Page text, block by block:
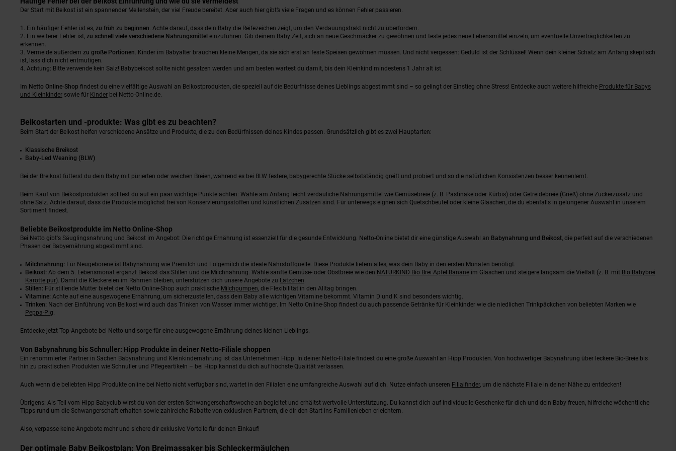
Der Start mit Beikost ist ein spannender Meilenstein, der viel Freude bereitet. Aber auch hier gibt’s viele Fragen und es können Fehler passieren.
Ein häufiger Fehler ist es, zu früh zu beginnen. Achte darauf, dass dein Baby die Reifezeichen zeigt, um den Verdauungstrakt nicht zu überfordern.
Ein weiterer Fehler ist, zu schnell viele verschiedene Nahrungsmittel einzuführen. Gib deinem Baby Zeit, sich an neue Geschmäcker zu gewöhnen und teste jedes neue Lebensmittel einzeln, um eventuelle Unverträglichkeiten zu
erkennen.
Vermeide außerdem zu große Portionen. Kinder im Babyalter brauchen kleine Mengen, da sie sich erst an feste Speisen gewöhnen müssen. Und nicht vergessen: Geduld ist der Schlüssel! Wenn dein kleiner Schatz am Anfang skeptisch
ist, lass dich nicht entmutigen.
Achtung: Bitte verwende kein Salz! Babybeikost sollte nicht gesalzen werden und am besten wartest du damit, bis dein Kleinkind mindestens 1 Jahr alt ist.
Im Netto Online-Shop findest du eine vielfältige Auswahl an Beikostprodukten, die speziell auf die Bedürfnisse deines Lieblings abgestimmt sind – so gelingt der Einstieg ohne Stress! Entdecke auch weitere hilfreiche Produkte für Babys
und Kleinkinder sowie für Kinder bei Netto-Online.de.
Beikostarten und -produkte: Was gibt es zu beachten?
Beim Start der Beikost helfen verschiedene Ansätze und Produkte, die zu den Bedürfnissen deines Kindes passen. Grundsätzlich gibt es zwei Hauptarten:
Klassische Breikost
Baby-Led Weaning (BLW)
Bei der Breikost fütterst du dein Baby mit pürierten oder weichen Breien, während es bei BLW festere, babygerechte Stücke selbstständig greift und probiert und so die natürlichen Konsistenzen besser kennenlernt.
Beim Kauf von Beikostprodukten solltest du auf ein paar wichtige Punkte achten: Wähle am Anfang leicht verdauliche Nahrungsmittel wie Gemüsebreie (z. B. Pastinake oder Kürbis) oder Getreidebreie (Grieß) ohne Zuckerzusatz und
ohne Salz. Achte darauf, dass die Produkte möglichst frei von Konservierungsstoffen und künstlichen Zusätzen sind. Für unterwegs eignen sich Quetschbeutel oder kleine Gläschen, die du ebenfalls in gelungener Auswahl in unserem
Sortiment findest.
Beliebte Beikostprodukte im Netto Online-Shop
Bei Netto gibt's Säuglingsnahrung und Beikost im Angebot: Die richtige Ernährung ist essenziell für die gesunde Entwicklung. Netto-Online bietet dir eine günstige Auswahl an Babynahrung und Beikost, die perfekt auf die verschiedenen
Phasen der Babyernährung abgestimmt sind.
Milchnahrung: Für Neugeborene ist Babynahrung wie Premilch und Folgemilch die ideale Nährstoffquelle. Diese Produkte liefern alles, was dein Baby in den ersten Monaten benötigt.
Beikost: Ab dem 5. Lebensmonat ergänzt Beikost das Stillen und die Milchnahrung. Wähle sanfte Gemüse- oder Obstbreie wie den NATURKIND Bio Brei Apfel Banane im Gläschen und steigere langsam die Vielfalt (z. B. mit Bio Babybrei
Karotte pur). Damit die Kleckereien im Rahmen bleiben, unterstützen dich unsere Angebote zu Lätzchen.
Stillen: Für stillende Mütter bietet der Netto Online-Shop auch praktische Milchpumpen, die Flexibilität in den Alltag bringen.
Vitamine: Achte auf eine ausgewogene Ernährung, um sicherzustellen, dass dein Baby alle wichtigen Vitamine bekommt. Vitamin D und K sind besonders wichtig.
Trinken: Nach der Einführung von Beikost wird auch das Trinken von Wasser immer wichtiger. Im Netto Online-Shop findest du auch passende Getränke für Kleinkinder wie die niedlichen Trinkpäckchen von beliebten Marken wie
Peppa-Pig.
Entdecke jetzt Top-Angebote bei Netto und sorge für eine ausgewogene Ernährung deines kleinen Lieblings.
Von Babynahrung bis Schnuller: Hipp Produkte in deiner Netto-Filiale shoppen
Ein renommierter Partner in Sachen Babynahrung und Kleinkindernahrung ist das Unternehmen Hipp. In deiner Netto-Filiale findest du eine große Auswahl an Hipp Produkten. Von hochwertiger Babynahrung über leckere Bio-Breie bis
hin zu praktischen Produkten wie Schnuller und Pflegeartikeln – bei Hipp kannst du dich auf höchste Qualität verlassen.
Auch wenn die beliebten Hipp Produkte online bei Netto nicht verfügbar sind, wartet in den Filialen eine umfangreiche Auswahl auf dich. Nutze einfach unseren Filialfinder, um die nächste Filiale in deiner Nähe zu entdecken!
Übrigens: Als Teil vom Hipp Babyclub wirst du von der ersten Schwangerschaftswoche an begleitet und erhältst wertvolle Unterstützung. Du kannst dich auf individuelle Geschenke für dich und dein Baby freuen, hilfreiche wöchentliche
Tipps rund um die Schwangerschaft erhalten sowie zahlreiche Rabatte von exklusiven Partnern, die dir den Start ins Familienleben erleichtern.
Also, verpasse keine Angebote mehr und sichere dir exklusive Vorteile für deinen Einkauf!
Der optimale Baby Beikostplan: Von Breimassaker bis Schleckermäulchen